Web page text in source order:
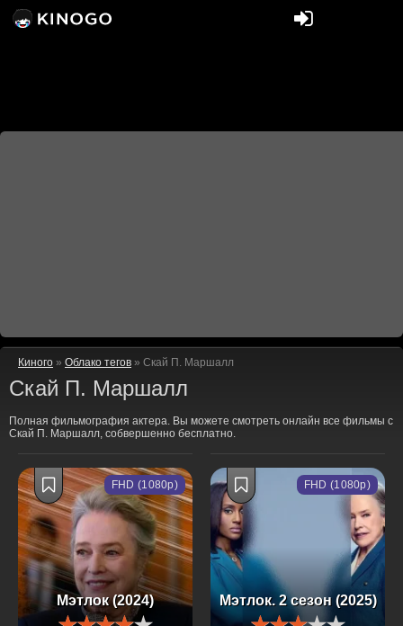
Киного » Облако тегов » Скай П. Маршалл
Скай П. Маршалл
Полная фильмография актера. Вы можете смотреть онлайн все фильмы с
Скай П. Маршалл, собвершенно бесплатно.
Мэтлок (2024)
FHD (1080p)
Мэтлок. 2 сезон (2025)
FHD (1080p)